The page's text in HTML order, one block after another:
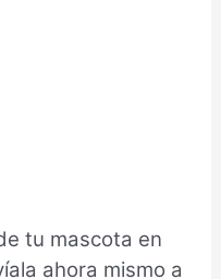
tu mascota en
ahora mismo a